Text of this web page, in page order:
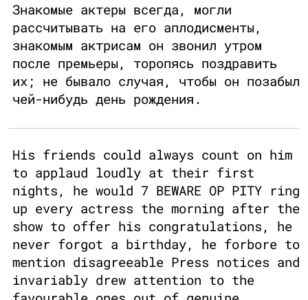
Знакомые актеры всегда, могли
рассчитывать на его аплодисменты,
знакомым актрисам он звонил утром
после премьеры, торопясь поздравить
их; не бывало случая, чтобы он позабыл
чей-нибудь день рождения.
His friends could always count on him
to applaud loudly at their first
nights, he would 7 BEWARE OP PITY ring
up every actress the morning after the
show to offer his congratulations, he
never forgot a birthday, he forbore to
mention disagreeable Press notices and
invariably drew attention to the